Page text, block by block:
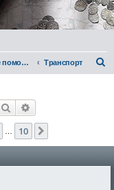
Наши верные помощники Транспорт
Поиск
10